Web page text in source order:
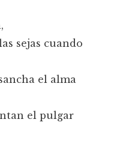
sejas cuando
el alma
el pulgar